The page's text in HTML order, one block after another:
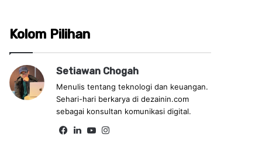
Kolom Pilihan
Setiawan Chogah
Menulis tentang teknologi dan keuangan.
Sehari-hari berkarya di dezainin.com
sebagai konsultan komunikasi digital.
Fa Lin Yo